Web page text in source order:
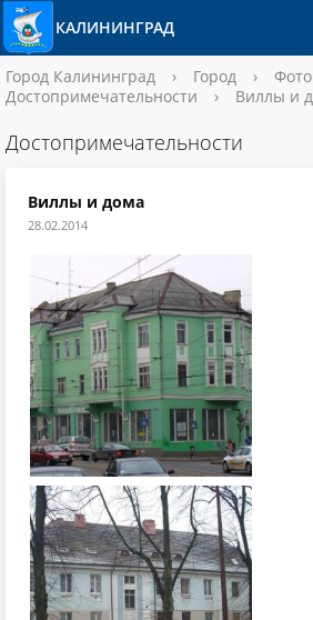
КАЛИНИНГРАД
Город Калининград › Город ›
Достопримечательности
› Виллы и
Достопримечательности
Виллы и дома
28.02.2014